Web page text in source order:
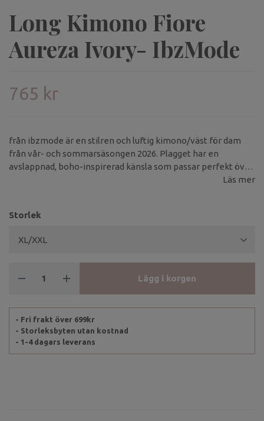
Long Kimono Fiore
Aureza Ivory- IbzMode
765 kr
från ibzmode är en stilren och luftig kimono/väst för dam
från vår- och sommarsäsongen 2026. Plagget har en
avslappnad, boho-inspirerad känsla som passar perfekt över
Läs mer
Storlek
Lägg i korgen
- Fri frakt över 699kr
- Storleksbyten utan kostnad
- 1-4 dagars leverans